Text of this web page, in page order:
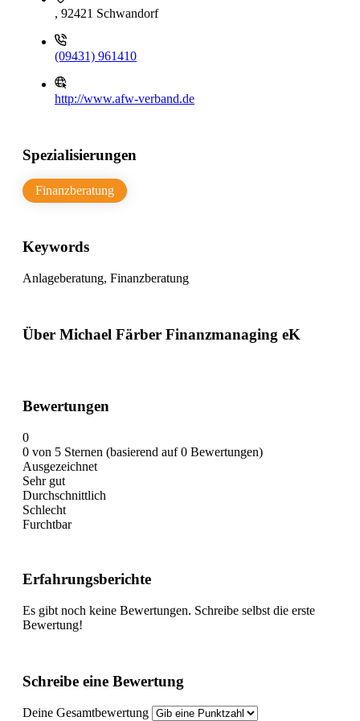
, 92421 Schwandorf
(09431) 961410
http://www.afw-verband.de
Spezialisierungen
Finanzberatung
Keywords
Anlageberatung, Finanzberatung
Über Michael Färber Finanzmanaging eK
Bewertungen
0
0 von 5 Sternen (basierend auf 0 Bewertungen)
Ausgezeichnet
Sehr gut
Durchschnittlich
Schlecht
Furchtbar
Erfahrungsberichte
Es gibt noch keine Bewertungen. Schreibe selbst die erste
Bewertung!
Schreibe eine Bewertung
Deine Gesamtbewertung